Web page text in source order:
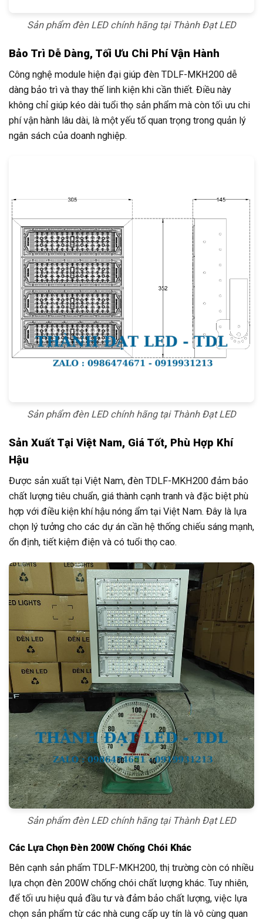
Sản phẩm đèn LED chính hãng tại Thành Đạt LED
Bảo Trì Dễ Dàng, Tối Ưu Chi Phí Vận Hành
Công nghệ module hiện đại giúp đèn TDLF-MKH200 dễ
dàng bảo trì và thay thế linh kiện khi cần thiết. Điều này
không chỉ giúp kéo dài tuổi thọ sản phẩm mà còn tối ưu chi
phí vận hành lâu dài, là một yếu tố quan trọng trong quản lý
ngân sách của doanh nghiệp.
Sản phẩm đèn LED chính hãng tại Thành Đạt LED
Sản Xuất Tại Việt Nam, Giá Tốt, Phù Hợp Khí
Hậu
Được sản xuất tại Việt Nam, đèn TDLF-MKH200 đảm bảo
chất lượng tiêu chuẩn, giá thành cạnh tranh và đặc biệt phù
hợp với điều kiện khí hậu nóng ẩm tại Việt Nam. Đây là lựa
chọn lý tưởng cho các dự án cần hệ thống chiếu sáng mạnh,
ổn định, tiết kiệm điện và có tuổi thọ cao.
Sản phẩm đèn LED chính hãng tại Thành Đạt LED
Các Lựa Chọn Đèn 200W Chống Chói Khác
Bên cạnh sản phẩm TDLF-MKH200, thị trường còn có nhiều
lựa chọn đèn 200W chống chói chất lượng khác. Tuy nhiên,
để tối ưu hiệu quả đầu tư và đảm bảo chất lượng, việc lựa
chọn sản phẩm từ các nhà cung cấp uy tín là vô cùng quan